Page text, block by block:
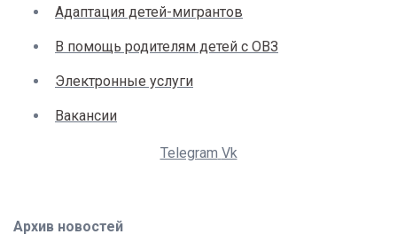
Адаптация детей-мигрантов
В помощь родителям детей с ОВЗ
Электронные услуги
Вакансии
Telegram Vk
Архив новостей